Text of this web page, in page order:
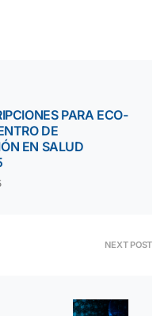
PARA ECO-
DE
EN SALUD
NEXT POST